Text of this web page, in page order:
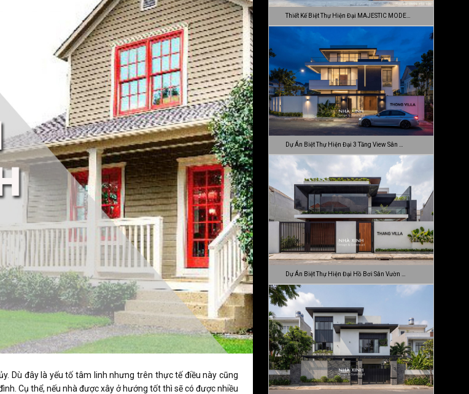
Dù đây là yếu tố tâm linh nhưng trên thực tế điều này cũng
Cụ thể, nếu nhà được xây ở hướng tốt thì sẽ có được nhiều
Thiết Kế Biệt Thự Hiện Đại MAJESTIC MODE…
Dự Án Biệt Thự Hiện Đại 3 Tầng View Sân …
Dự Án Biệt Thự Hiện Đại Hồ Bơi Sân Vườn …